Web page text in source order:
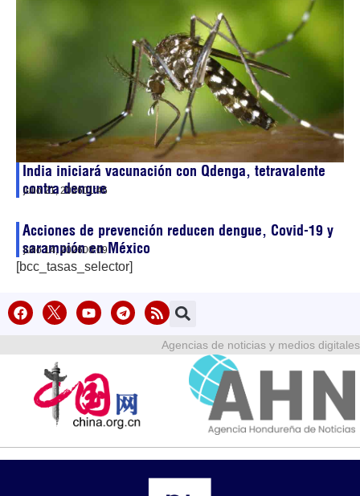
India iniciará vacunación con Qdenga, tetravalente
contra dengue
julio 21, 202601:46
Acciones de prevención reducen dengue, Covid-19 y
sarampión en México
julio 14, 202600:09
[bcc_tasas_selector]
Agencias de noticias y medios digitales